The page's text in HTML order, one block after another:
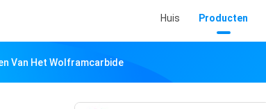
Huis Producten
Van Het Wolframcarbide